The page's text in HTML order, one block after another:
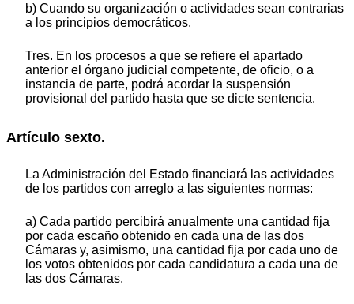
b) Cuando su organización o actividades sean contrarias
a los principios democráticos.
Tres. En los procesos a que se refiere el apartado
anterior el órgano judicial competente, de oficio, o a
instancia de parte, podrá acordar la suspensión
provisional del partido hasta que se dicte sentencia.
Artículo sexto.
La Administración del Estado financiará las actividades
de los partidos con arreglo a las siguientes normas:
a) Cada partido percibirá anualmente una cantidad fija
por cada escaño obtenido en cada una de las dos
Cámaras y, asimismo, una cantidad fija por cada uno de
los votos obtenidos por cada candidatura a cada una de
las dos Cámaras.